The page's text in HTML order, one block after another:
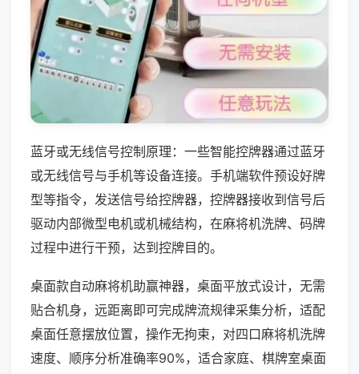
蓝牙或无线信号控制原理：一些智能控牌器通过蓝牙
或无线信号与手机等设备连接。手机端软件预设好牌
型等指令，发送信号给控牌器，控牌器接收到信号后
驱动内部微型电机或机械结构，在麻将机洗牌、码牌
过程中进行干预，达到控牌目的。
桌面款自动麻将机助赢神器，桌面平放式设计，无需
贴合机身，远距离即可完成牌流规律采集分析，适配
桌面任意摆放位置，操作无拘束，对四口麻将机洗牌
速度、顺序分析准确率90%，适合家庭、棋牌室桌面